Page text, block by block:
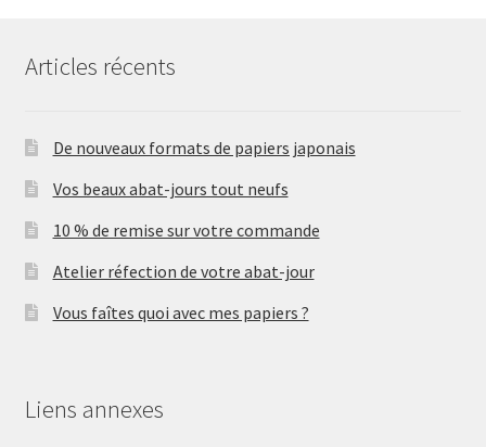
Articles récents
De nouveaux formats de papiers japonais
Vos beaux abat-jours tout neufs
10 % de remise sur votre commande
Atelier réfection de votre abat-jour
Vous faîtes quoi avec mes papiers ?
Liens annexes